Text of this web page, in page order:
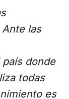
las
donde
todas
es